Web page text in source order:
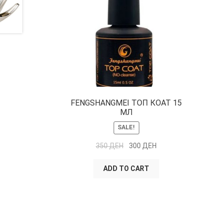
FENGSHANGMEI ТОП КОАТ 15
МЛ
SALE!
350ДЕН 300 ДЕН
ADD TO CART